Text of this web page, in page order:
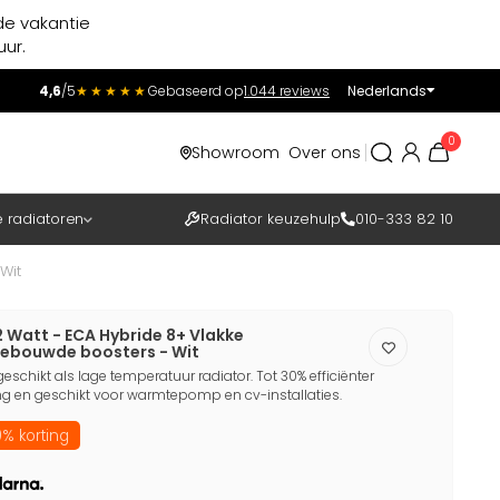
vakantie
4,6/5★★★★★Gebaseerd op1.044 reviews Nederlands
Showroom Over ons
0
radiatoren Radiator keuzehulp 010-333 82 10
Watt - ECA Hybride 8+ Vlakke
boosters - Wit
als lage temperatuur radiator. Tot 30% efficiënter
en geschikt voor warmtepomp en cv-installaties.
korting